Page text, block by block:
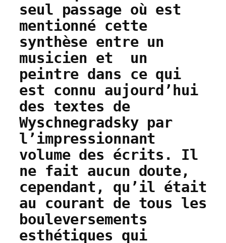
seul passage où est
mentionné cette
synthèse entre un
musicien et un
peintre dans ce qui
est connu aujourd’hui
des textes de
Wyschnegradsky par
l’impressionnant
volume des écrits. Il
ne fait aucun doute,
cependant, qu’il était
au courant de tous les
bouleversements
esthétiques qui